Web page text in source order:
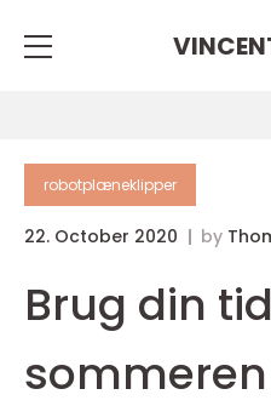
robotplæneklipper
22. October 2020 by
Brug din